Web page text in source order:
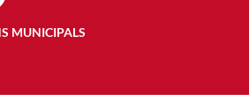
MUNICIPALS